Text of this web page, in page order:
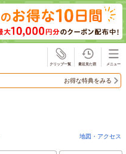
お得な特典をみる
地図・アクセス